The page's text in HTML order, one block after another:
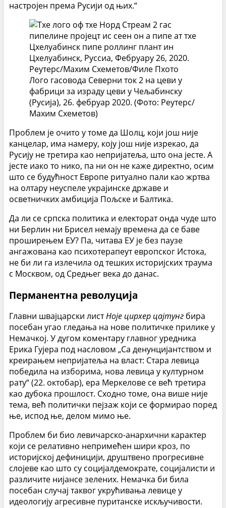
настројен према Русији од њих.“
Лого гасовода Северни ток 2 на цеви у
фабрици за израду цеви у Чељабинску
(Русија), 26. фебруар 2020. (Фото: Реутерс/
Маxим Схеметов)
Проблем је очито у томе да Шолц, који још није
канцелар, има намеру, коју још није изрекао, да
Русију не третира као непријатеља, што она јесте. А
јесте иако то нико, па ни он не каже директно, осим
што се будућност Европе ритуално пали као жртва
на олтару неуспеле украјинске државе и
осветничких амбиција Пољске и Балтика.
Да ли се српска политика и електорат онда чуде што
ни Берлин ни Брисел немају времена да се баве
проширењем ЕУ? Па, читава ЕУ је без паузе
ангажована као психотерапеут европског Истока,
не би ли га излечила од тешких историјских траума
с Москвом, од Средњег века до данас.
Перманентна револуција
Главни швајцарски листНоје цирхер цајтунг бира
посебан угао гледања на нове политичке прилике у
Немачкој. У дугом коментару главног уредника
Ерика Гујера под насловом „Са денунцијантством и
креирањем непријатеља на власт: Стара левица
победила на изборима, нова левица у културном
рату“ (22. октобар), ера Меркелове се већ третира
као дубока прошлост. Сходно томе, она више није
тема, већ политички пејзаж који се формирао поред
ње, испод ње, делом мимо ње.
Проблем би био левичарско-анархични карактер
који се релативно непримећен шири кроз, по
историјској дефиницији, друштвено прогресивне
слојеве као што су социјалдемократе, социјалисти и
различите нијансе зелених. Немачка би била
посебан случај таквог укрућивања левице у
идеологију агресивне пуританске искључивости.